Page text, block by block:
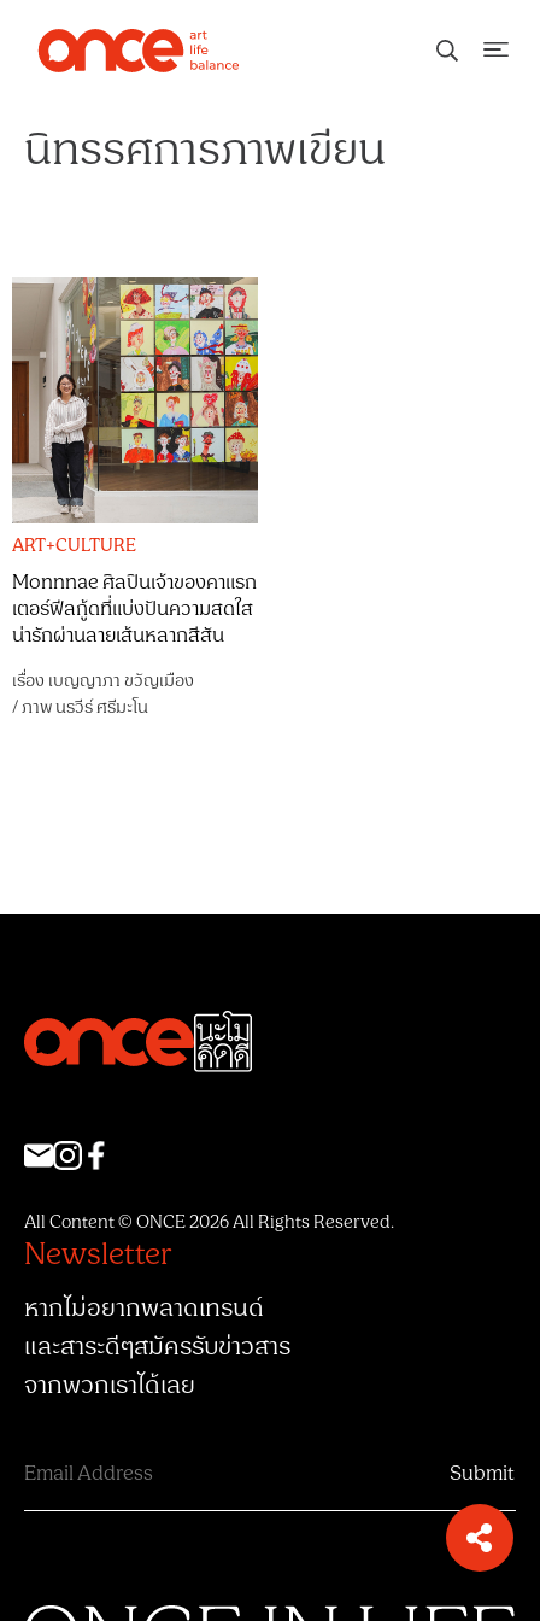
นิทรรศการภาพเขียน
ART+CULTURE
Monnnae ศิลปินเจ้าของคาแรก
เตอร์ฟีลกู้ดที่แบ่งปันความสดใส
น่ารักผ่านลายเส้นหลากสีสัน
เรื่อง เบญญาภา ขวัญเมือง
/ภาพนรวีร์ ศรีมะโน
All Content © ONCE 2026 All Rights Reserved.
Newsletter
หากไม่อยากพลาดเทรนด์
และสาระดีๆสมัครรับข่าวสาร
จากพวกเราได้เลย